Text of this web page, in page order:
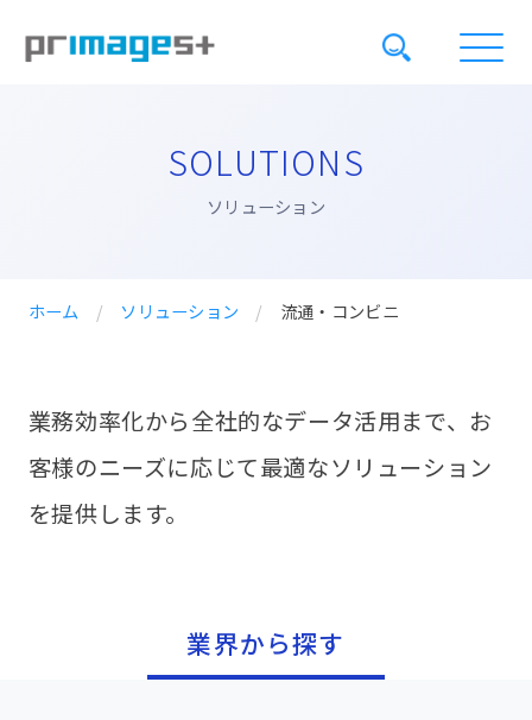
SOLUTIONS
ソリューション
ホーム / ソリューション / 流通・コンビニ
業務効率化から全社的なデータ活用まで、お
客様のニーズに応じて最適なソリューション
を提供します。
業界から探す